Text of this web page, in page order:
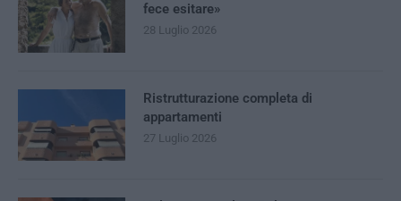
fece esitare»
28 Luglio 2026
Ristrutturazione completa di
appartamenti
27 Luglio 2026